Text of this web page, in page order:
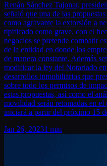
Renán Sánchez Tajonar,
señaló que una de las
como agravante la extorsión a
tipificado como grave, con el
negocios se pretende combatir
de la entidad en donde los
de manera constante. Además
modificar la ley del Notariado
desarrollos inmobiliarios que
sobre todo los permisos de
estas propuestas, así como el
movilidad serán retomadas en
iniciará a partir del próximo 15
Jan 26, 20231 min